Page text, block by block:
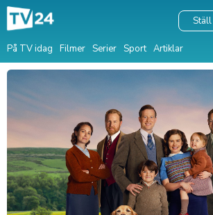
På TV idag Filmer Serier Sport Artiklar
Ställ